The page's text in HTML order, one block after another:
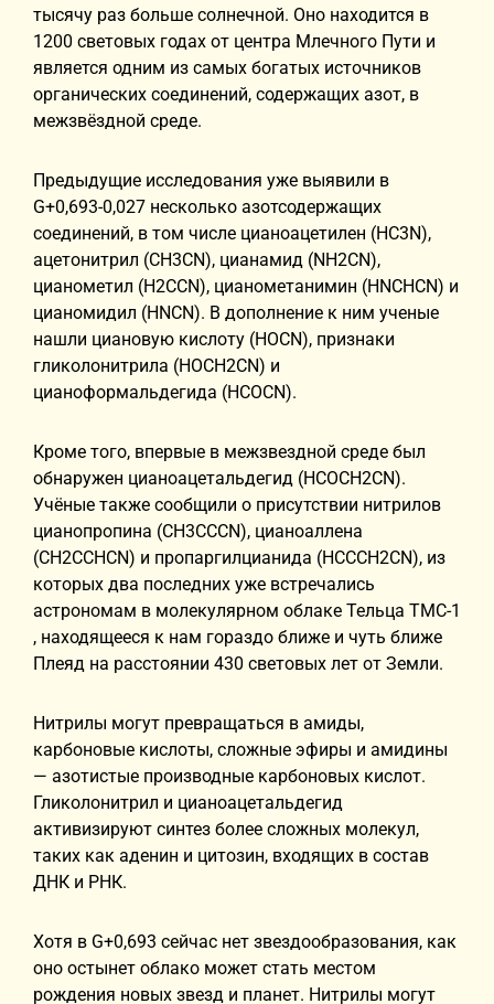
тысячу раз больше солнечной. Оно находится в
1200 световых годах от центра Млечного Пути и
является одним из самых богатых источников
органических соединений, содержащих азот, в
межзвёздной среде.
Предыдущие исследования уже выявили в
G+0,693-0,027 несколько азотсодержащих
соединений, в том числе цианоацетилен (HC3N),
ацетонитрил (CH3CN), цианамид (NH2CN),
цианометил (H2CCN), цианометанимин (HNCHCN) и
цианомидил (HNCN). В дополнение к ним ученые
нашли циановую кислоту (HOCN), признаки
гликолонитрила (HOCH2CN) и
цианоформальдегида (HCOCN).
Кроме того, впервые в межзвездной среде был
обнаружен цианоацетальдегид (HCOCH2CN).
Учёные также сообщили о присутствии нитрилов
цианопропина (CH3CCCN), цианоаллена
(CH2CCHCN) и пропаргилцианида (HCCCH2CN), из
которых два последних уже встречались
астрономам в молекулярном облаке Тельца TMC-1
, находящееся к нам гораздо ближе и чуть ближе
Плеяд на расстоянии 430 световых лет от Земли.
Нитрилы могут превращаться в амиды,
карбоновые кислоты, сложные эфиры и амидины
— азотистые производные карбоновых кислот.
Гликолонитрил и цианоацетальдегид
активизируют синтез более сложных молекул,
таких как аденин и цитозин, входящих в состав
ДНК и РНК.
Хотя в G+0,693 сейчас нет звездообразования, как
оно остынет облако может стать местом
рождения новых звезд и планет. Нитрилы могут